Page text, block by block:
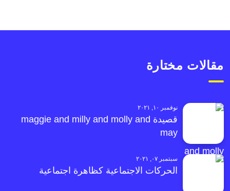
مقالات مختارة
نوفمبر ١٠, ٢٠٢١
قصيدة maggie and milly and molly and
may
سبتمبر ٠٧, ٢٠٢١
الحركات الاجتماعية كظاهرة اجتماعية